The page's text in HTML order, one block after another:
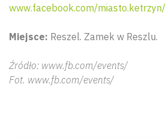
www.facebook.com/miasto.ketrzyn/
Miejsce: Reszel. Zamek w Reszlu.
Źródło: www.fb.com/events/
Fot. www.fb.com/events/